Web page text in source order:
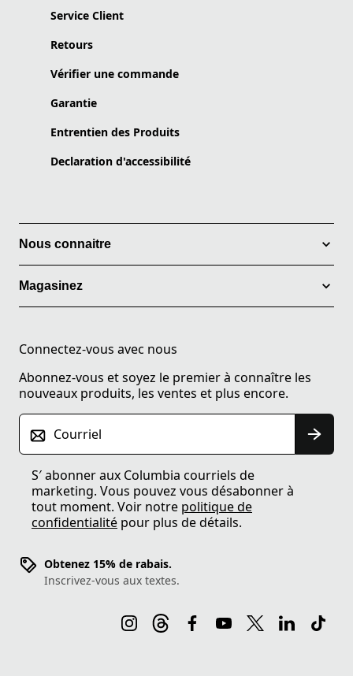
Service Client
Retours
Vérifier une commande
Garantie
Entrentien des Produits
Declaration d'accessibilité
Nous connaitre
Magasinez
Connectez-vous avec nous
Abonnez-vous et soyez le premier à connaître les
nouveaux produits, les ventes et plus encore.
Courriel
S′ abonner aux Columbia courriels de
marketing. Vous pouvez vous désabonner à
tout moment. Voir notre politique de
confidentialité pour plus de détails.
Obtenez 15% de rabais.
Inscrivez-vous aux textes.